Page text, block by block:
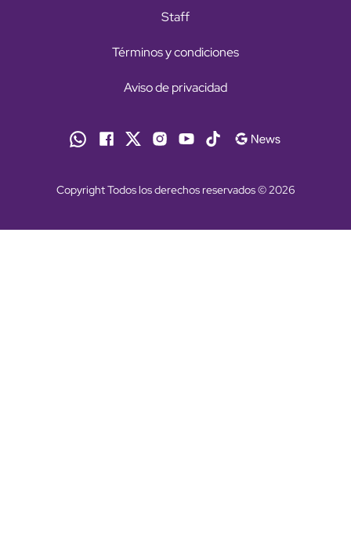
Staff
Términos y condiciones
Aviso de privacidad
Copyright Todos los derechos reservados © 2026